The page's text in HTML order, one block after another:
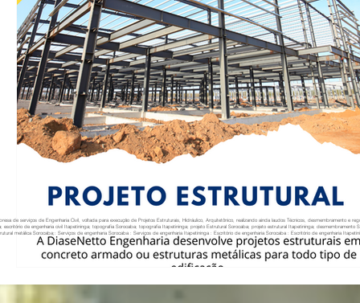
de serviços de Engenharia Civil, voltada para execução de Projetos Estruturais, Hidráulico, Arquitetônico, realizando ainda laudos Técnicos, desmembramento e
escritório de engenharia civil Itapetininga; topografia Sorocaba; topografia Itapetininga; projeto Estrutural Sorocaba; projeto estrutural Itapetininga;
metálica Sorocaba;: Serviços de engenharia Sorocaba : Serviços de engenharia Itapetininga : Escritório de engenharia Sorocaba : Escritório de engenharia